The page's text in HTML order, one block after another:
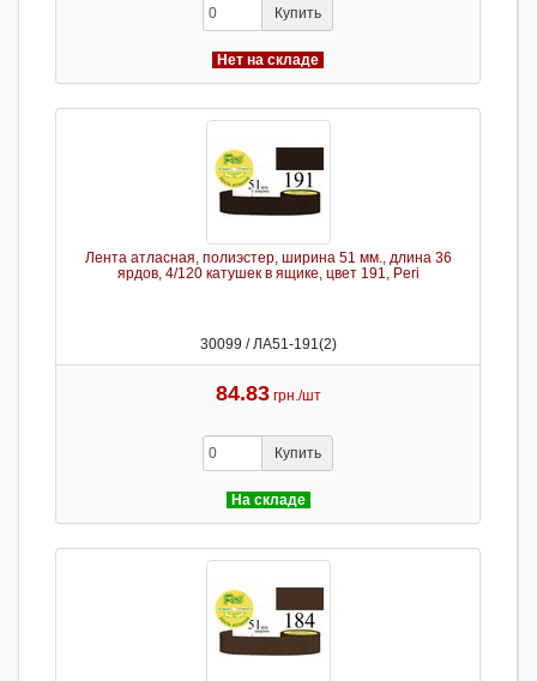
Купить
Нет на складе
Лента атласная, полиэстер, ширина 51 мм., длина 36
ярдов, 4/120 катушек в ящике, цвет 191, Peri
30099 / ЛА51-191(2)
84.83 грн./шт
Купить
На складе